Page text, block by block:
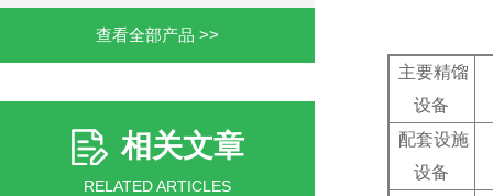
查看全部产品 >>
相关文章
RELATED ARTICLES
主要精馏
设备
配套设施
设备